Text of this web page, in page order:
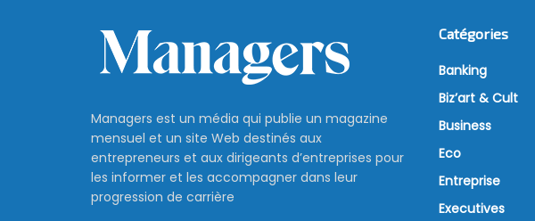
Managers est un média qui publie un magazine
mensuel et un site Web destinés aux
entrepreneurs et aux dirigeants d’entreprises pour
les informer et les accompagner dans leur
progression de carrière
Catégories
Banking
Biz’art & Cult
Business
Eco
Entreprise
Executives